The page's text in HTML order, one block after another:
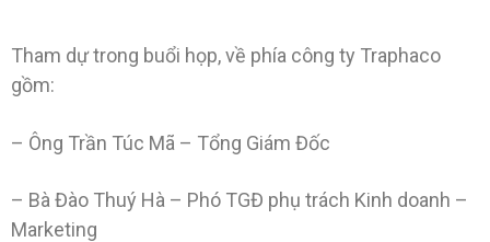
Tham dự trong buổi họp, về phía công ty Traphaco
gồm:
– Ông Trần Túc Mã – Tổng Giám Đốc
– Bà Đào Thuý Hà – Phó TGĐ phụ trách Kinh doanh –
Marketing